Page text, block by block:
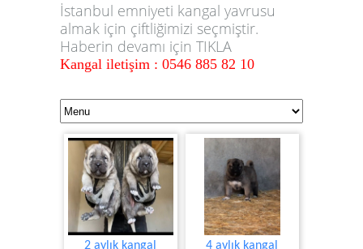
İstanbul emniyeti kangal yavrusu
almak için çiftliğimizi seçmiştir.
Haberin devamı için TIKLA
Kangal iletişim : 0546 885 82 10
2 aylık kangal
4 aylık kangal